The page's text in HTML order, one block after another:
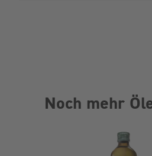
Noch mehr